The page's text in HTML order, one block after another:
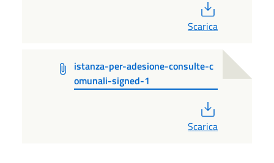
Scarica
istanza-per-adesione-consulte-c
omunali-signed-1
Scarica